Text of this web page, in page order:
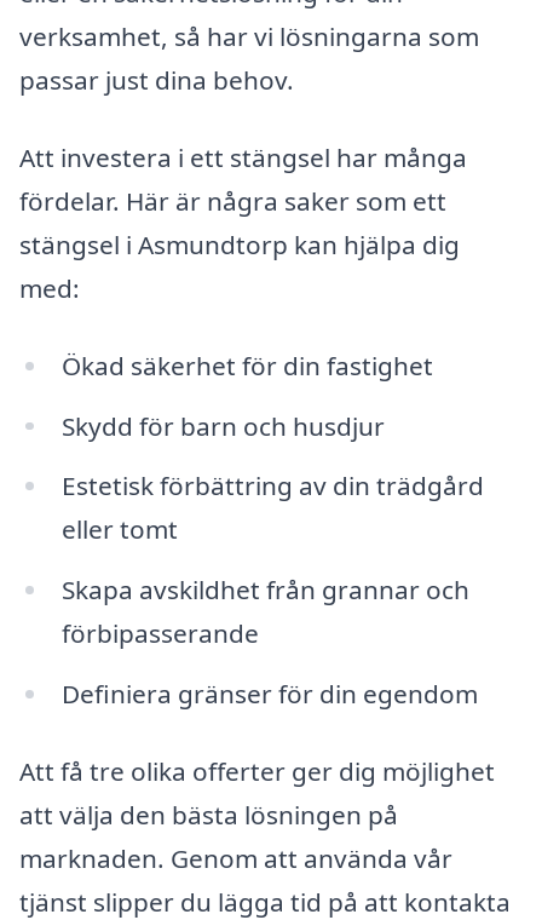
verksamhet, så har vi lösningarna som
passar just dina behov.
Att investera i ett stängsel har många
fördelar. Här är några saker som ett
stängsel i Asmundtorp kan hjälpa dig
med:
Ökad säkerhet för din fastighet
Skydd för barn och husdjur
Estetisk förbättring av din trädgård
eller tomt
Skapa avskildhet från grannar och
förbipasserande
Definiera gränser för din egendom
Att få tre olika offerter ger dig möjlighet
att välja den bästa lösningen på
marknaden. Genom att använda vår
tjänst slipper du lägga tid på att kontakta